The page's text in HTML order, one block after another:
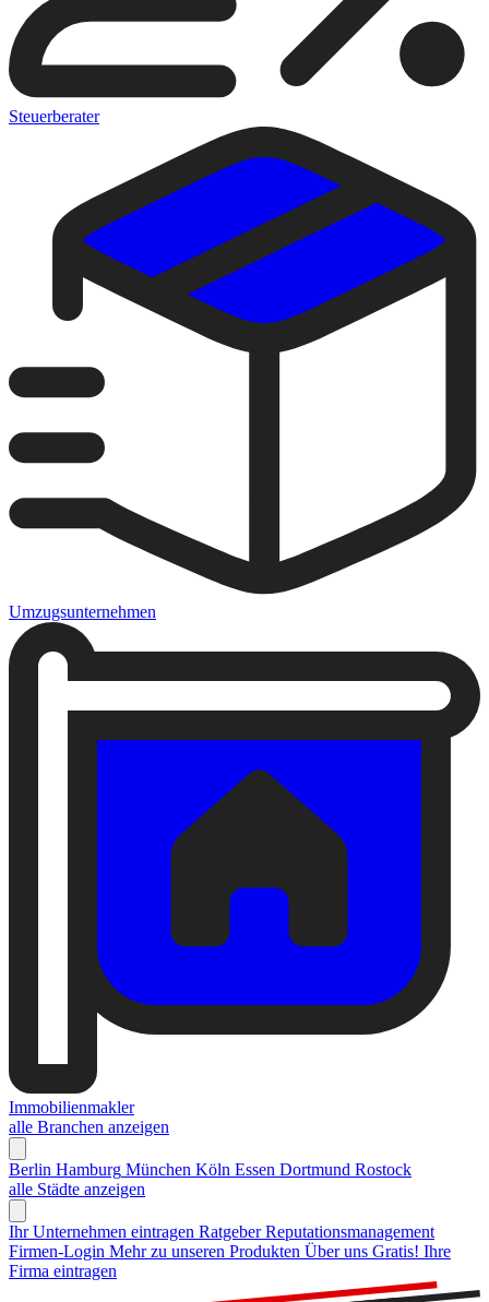
Steuerberater
Umzugsunternehmen
Immobilienmakler
alle Branchen anzeigen
Berlin Hamburg München Köln Essen Dortmund Rostock
alle Städte anzeigen
Ihr Unternehmen eintragen Ratgeber Reputationsmanagement
Firmen-Login Mehr zu unseren Produkten Über uns Gratis! Ihre
Firma eintragen